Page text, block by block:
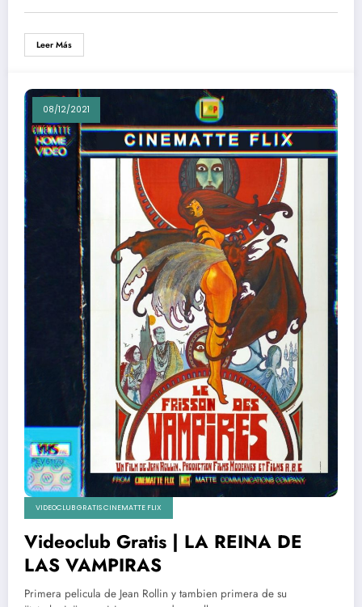
Leer Más
08/12/2021
VIDEOCLUB GRATIS CINEMATTE FLIX
Videoclub Gratis | LA REINA DE
LAS VAMPIRAS
Primera pelicula de Jean Rollin y tambien primera de su